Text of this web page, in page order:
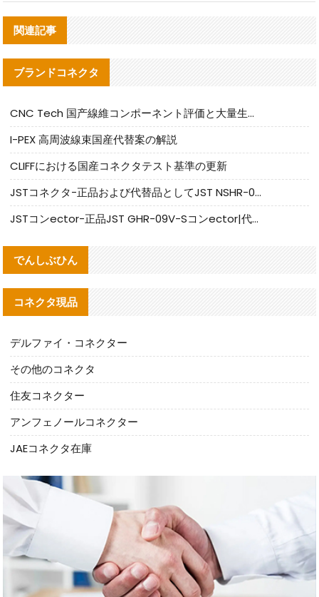
関連記事
ブランドコネクタ
CNC Tech 国产線維コンポーネント評価と大量生産適合ガイド
I-PEX 高周波線束国産代替案の解説
CLIFFにおける国産コネクタテスト基準の更新
JSTコネクタ-正品および代替品としてJST NSHR-02V-Sコネクタを提供します
JSTコンector-正品JST GHR-09V-Sコンector|代替品提供
でんしぶひん
コネクタ現品
デルファイ・コネクター
その他のコネクタ
住友コネクター
アンフェノールコネクター
JAEコネクタ在庫